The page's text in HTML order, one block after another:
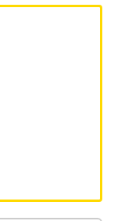
？ルペパン・
ミ】
待ち時間は？
も